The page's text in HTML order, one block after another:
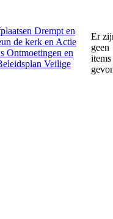
Drempt en
de kerk en Actie
Ontmoetingen en
Veilige
Er
geen
items